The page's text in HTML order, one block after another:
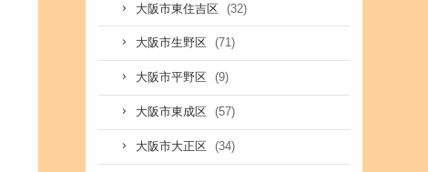
大阪市東住吉区 (32)
大阪市生野区 (71)
大阪市平野区 (9)
大阪市東成区 (57)
大阪市大正区 (34)